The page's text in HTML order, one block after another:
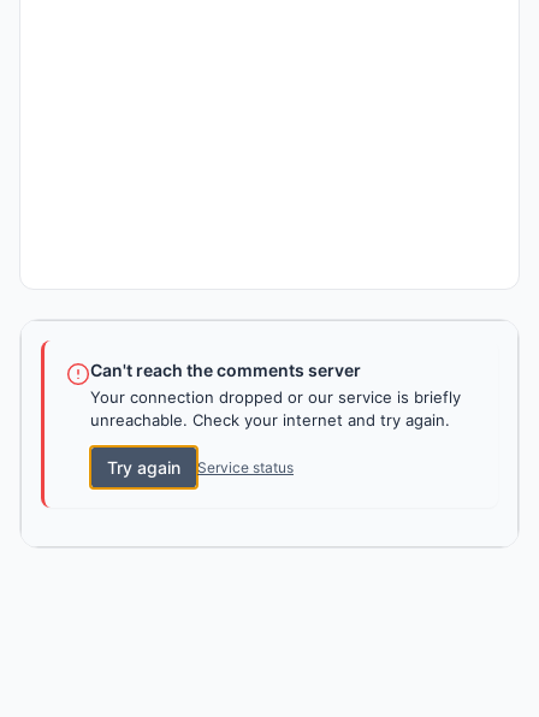
Can't reach the comments server
Your connection dropped or our service is briefly
unreachable. Check your internet and try again.
Try again Service status